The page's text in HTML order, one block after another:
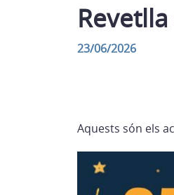
23/06/2026
Aquests són els